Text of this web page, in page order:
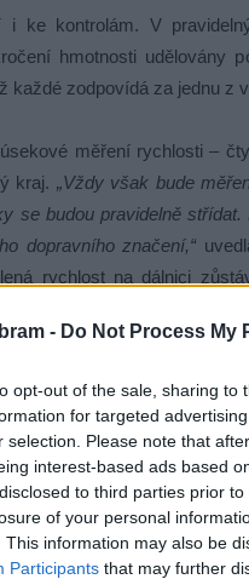
- Do Not Process My
opt-out of the sale, sharing
for targeted
selection. Please note that
interest-based ads based
to third parties prior
of your personal
This information may also be
Participants that may further
i ke kontrolám. V
hmotnosti udělovány
každé zodpovídá za jednu z
měření rychlosti –
kraj. „Vždy však bude
se budou pravidelně
dopravního značení,“
rychlost na dálnici
80 km/h.